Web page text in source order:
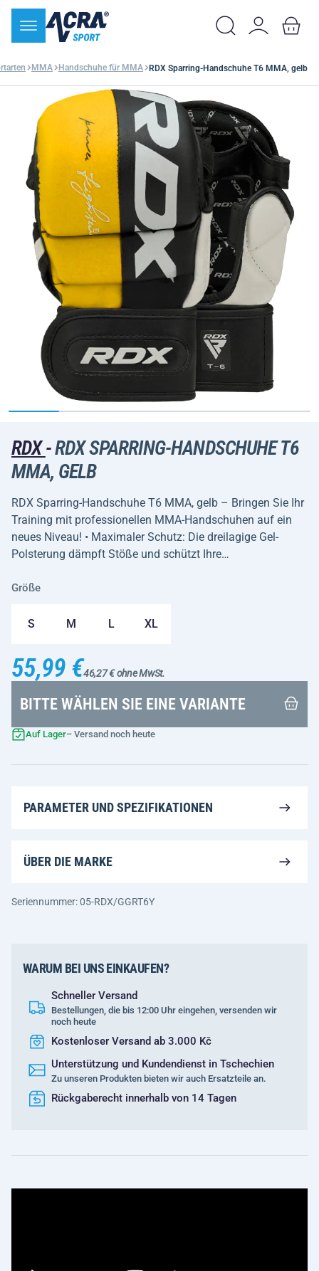
MMA Handschuhe für MMA RDX Sparring-Handschuhe T6 MMA, gelb
RDX-RDX SPARRING-HANDSCHUHE T6
MMA, GELB
RDX Sparring-Handschuhe T6 MMA, gelb – Bringen Sie Ihr
Training mit professionellen MMA-Handschuhen auf ein
neues Niveau! • Maximaler Schutz: Die dreilagige Gel-
Polsterung dämpft Stöße und schützt Ihre…
Größe
S M L XL
55,99 €46,27 € ohne MwSt.
BITTE WÄHLEN SIE EINE VARIANTE
Auf Lager– Versand noch heute
PARAMETER UND SPEZIFIKATIONEN
ÜBER DIE MARKE
Seriennummer: 05-RDX/GGRT6Y
WARUM BEI UNS EINKAUFEN?
Schneller Versand
Bestellungen, die bis 12:00 Uhr eingehen, versenden wir
noch heute
Kostenloser Versand ab 3.000 Kč
Unterstützung und Kundendienst in Tschechien
Zu unseren Produkten bieten wir auch Ersatzteile an.
Rückgaberecht innerhalb von 14 Tagen